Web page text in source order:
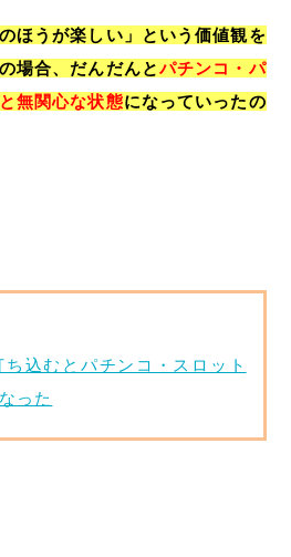
ほうが楽しい」という価値観を
場合、だんだんとパチンコ・パ
無関心な状態になっていったの
込むとパチンコ・スロット
った